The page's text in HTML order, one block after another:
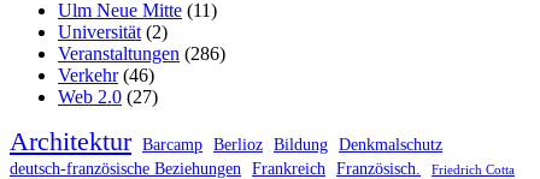
Ulm Neue Mitte (11)
Universität (2)
Veranstaltungen (286)
Verkehr(46)
Web 2.0 (27)
Architektur Barcamp Berlioz Bildung Denkmalschutz
deutsch-französische Beziehungen
Frankreich Französisch. Friedrich Cotta